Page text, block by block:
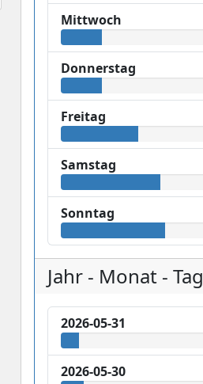
Mittwoch
Donnerstag
Freitag
Samstag
Sonntag
Jahr - Monat - Tag
2026-05-31
2026-05-30